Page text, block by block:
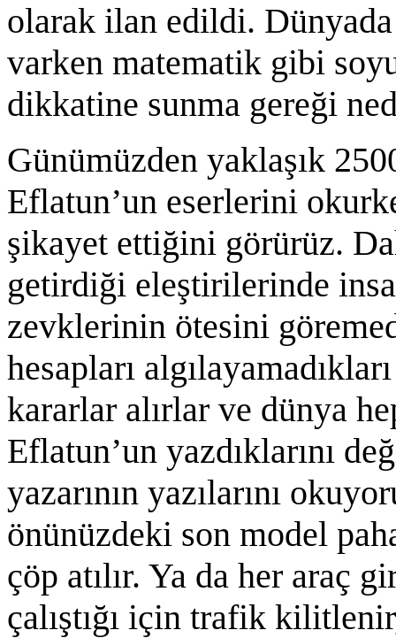
olarak ilan edildi.
varken matematik gibi
dikkatine sunma gereği
Günümüzden yaklaşık
Eflatun’un eserlerini
şikayet ettiğini görürüz.
getirdiği eleştirilerinde
zevklerinin ötesini
hesapları
kararlar alırlar ve dünya
Eflatun’un yazdıklarını
yazarının yazılarını
önünüzdeki son model
çöp atılır. Ya da her araç
çalıştığı için trafik